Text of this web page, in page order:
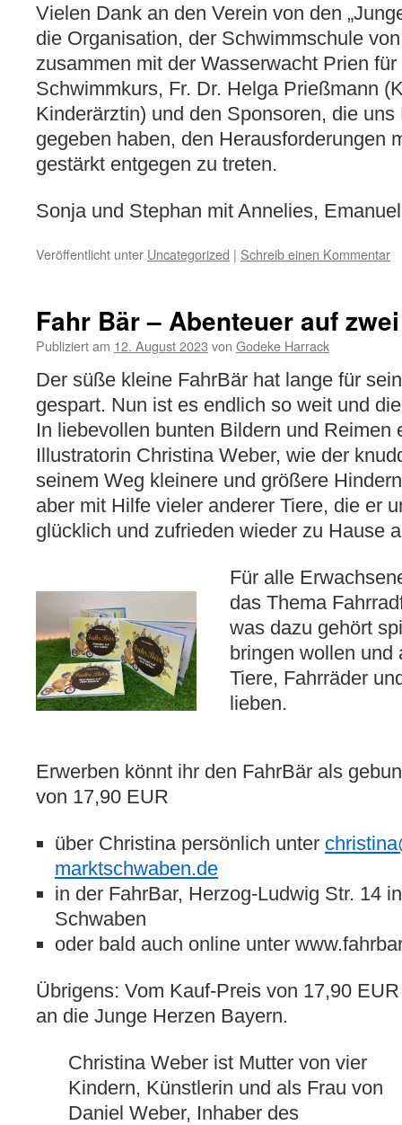
Vielen Dank an den Verein von den
die Organisation, der Schwimmschule
zusammen mit der Wasserwacht Prien
Schwimmkurs, Fr. Dr. Helga Prießmann
Kinderärztin) und den Sponsoren, die
gegeben haben, den Herausforderungen
gestärkt entgegen zu treten.
Sonja und Stephan mit Annelies,
Veröffentlicht unter Uncategorized | Schreib einen Kommentar
Fahr Bär – Abenteuer auf
Publiziert am 12. August 2023 von Godeke Harrack
Der süße kleine FahrBär hat lange für
gespart. Nun ist es endlich so weit und
In liebevollen bunten Bildern und Reimen
Illustratorin Christina Weber, wie der
seinem Weg kleinere und größere
aber mit Hilfe vieler anderer Tiere, die er
glücklich und zufrieden wieder zu Hause
Für alle
das Thema
was dazu gehört
bringen wollen und
Tiere, Fahrräder
lieben.
Erwerben könnt ihr den FahrBär als
von 17,90 EUR
über Christina persönlich unter
marktschwaben.de
in der FahrBar, Herzog-Ludwig Str. 14
Schwaben
oder bald auch online unter
Übrigens: Vom Kauf-Preis von 17,90
an die Junge Herzen Bayern.
Christina Weber ist Mutter von vier
Kindern, Künstlerin und als Frau von
Daniel Weber, Inhaber des